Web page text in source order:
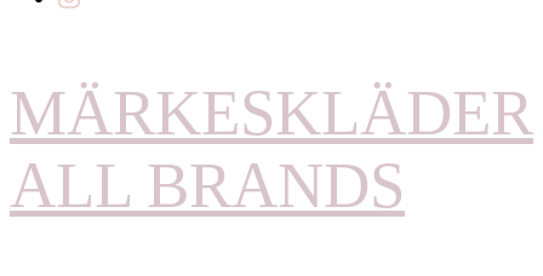
MÄRKESKLÄDER
ALL BRANDS